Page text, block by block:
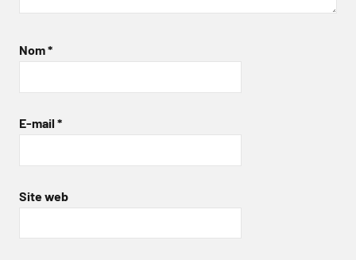
Nom*
E-mail *
Site web